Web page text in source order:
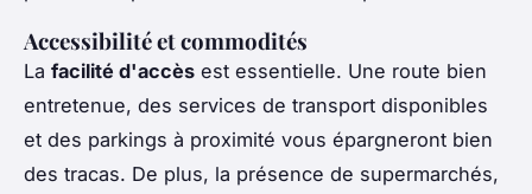
Accessibilité et commodités
La facilité d'accès est essentielle. Une route bien
entretenue, des services de transport disponibles
et des parkings à proximité vous épargneront bien
des tracas. De plus, la présence de supermarchés,